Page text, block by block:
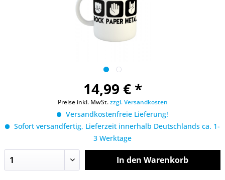
14,99 € *
Preise inkl. MwSt.zzgl. Versandkosten
Versandkostenfreie Lieferung!
Sofort versandfertig, Lieferzeit innerhalb Deutschlands ca. 1-
3 Werktage
In den Warenkorb